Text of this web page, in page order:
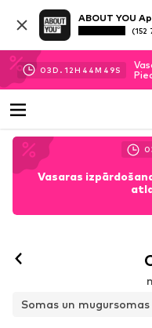
ABOUT YOU
(152
03D. 12H 44M 48S
Vasaras
Somas un mugursomas